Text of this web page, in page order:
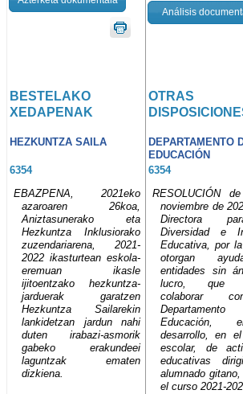
Análisis
BESTELAKO
XEDAPENAK
OTRAS
HEZKUNTZA SAILA
DEPARTAMENTO
EDUCACIÓN
6354
6354
EBAZPENA, 2021eko
azaroaren 26koa,
Aniztasunerako eta
Hezkuntza Inklusiorako
zuzendariarena, 2021-
2022 ikasturtean eskola-
eremuan ikasle
ijitoentzako hezkuntza-
jarduerak garatzen
Hezkuntza Sailarekin
lankidetzan jardun nahi
duten irabazi-asmorik
gabeko erakundeei
laguntzak ematen
dizkiena.
RESOLUCIÓN
noviembre de
Directora
Diversidad e
Educativa, por
otorgan
entidades sin
lucro, que
colaborar
Educación,
desarrollo, en
escolar, de
educativas
alumnado
el curso 2021-